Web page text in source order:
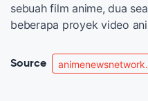
sebuah film anime, dua
beberapa proyek video
Source